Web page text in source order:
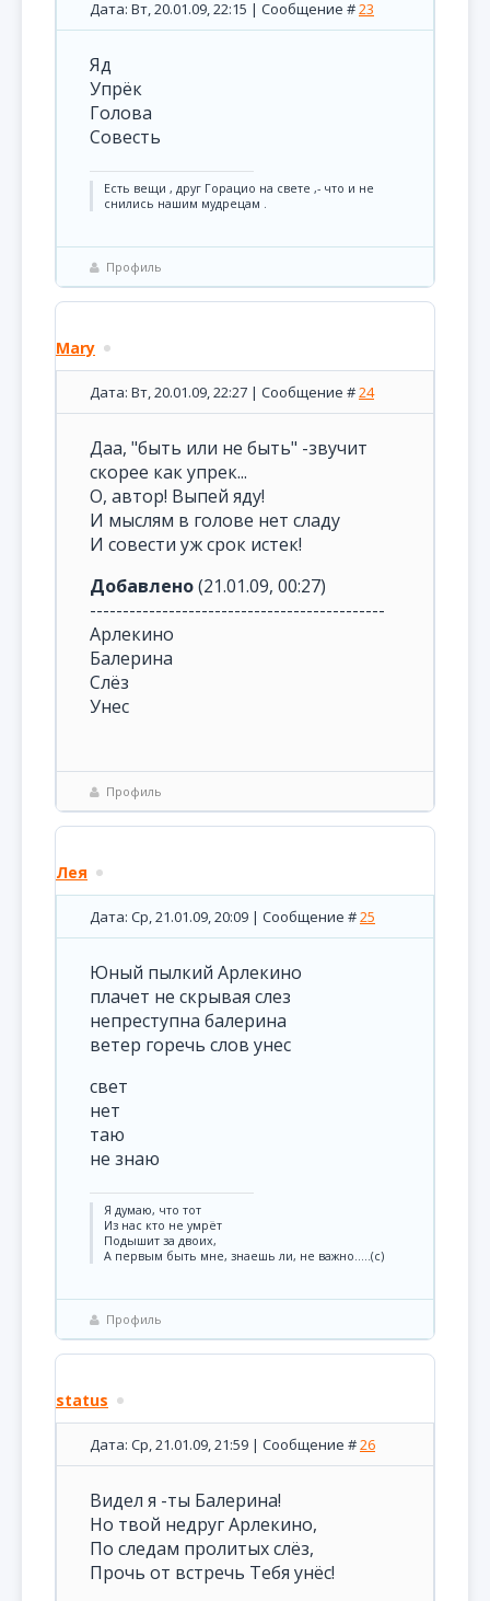
Дата: Вт, 20.01.09, 22:15 | Сообщение #23
Яд
Упрёк
Голова
Совесть
Есть вещи , друг Горацио на свете ,- что и не
снились нашим мудрецам .
Профиль
Mary
Дата: Вт, 20.01.09, 22:27 | Сообщение #24
Даа, "быть или не быть" -звучит
скорее как упрек...
О, автор! Выпей яду!
И мыслям в голове нет сладу
И совести уж срок истек!
Добавлено(21.01.09, 00:27)
---------------------------------------------
Арлекино
Балерина
Слёз
Унес
Профиль
Лея
Дата: Ср, 21.01.09, 20:09 | Сообщение #25
Юный пылкий Арлекино
плачет не скрывая слез
непреступна балерина
ветер горечь слов унес
свет
нет
таю
не знаю
Я думаю, что тот
Из нас кто не умрёт
Подышит за двоих,
А первым быть мне, знаешь ли, не важно…..(с)
Профиль
status
Дата: Ср, 21.01.09, 21:59 | Сообщение #26
Видел я -ты Балерина!
Но твой недруг Арлекино,
По следам пролитых слёз,
Прочь от встречь Тебя унёс!